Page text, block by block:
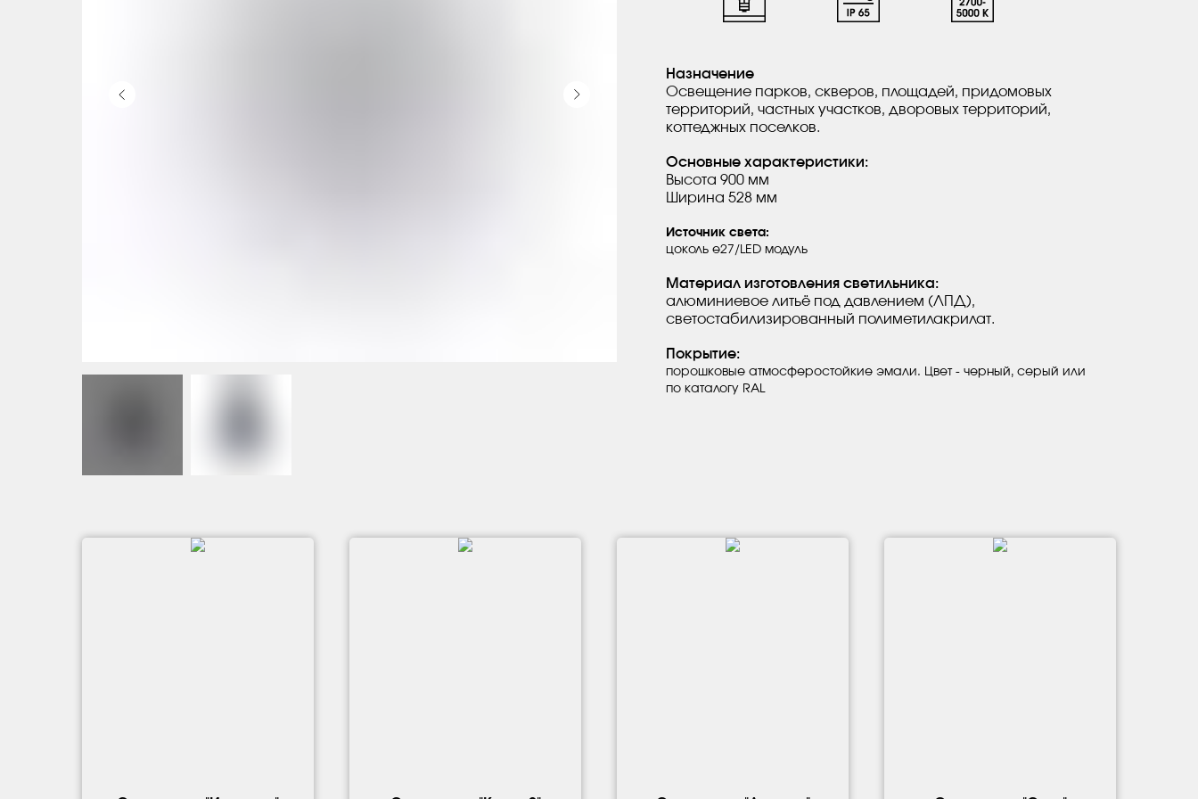
Назначение
Освещение парков, скверов, площадей, придомовых
территорий, частных участков, дворовых территорий,
коттеджных поселков.
Основные характеристики:
Высота 900 мм
Ширина 528 мм
Источник света:
цоколь е27/LED модуль
Материал изготовления светильника:
алюминиевое литьё под давлением (ЛПД),
светостабилизированный полиметилакрилат.
Покрытие:
порошковые атмосферостойкие эмали. Цвет - черный, серый или
по каталогу RAL